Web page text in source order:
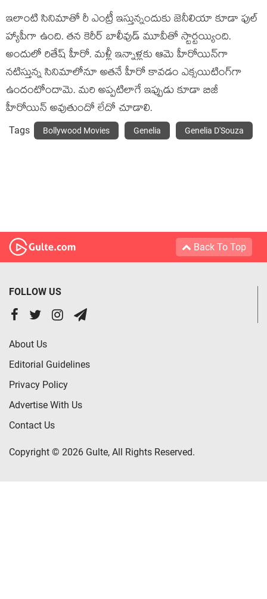
ఇలాంటి సినిమాతో రీ ఎంట్రీ ఇస్తున్నందుకు జెనీలియా కూడా ఫుల్
హ్యాపీగా ఉంది. తన కెరీర్‌‌ బాలీవుడ్ మూవీతో స్టార్టయ్యింది.
అందులో రితేష్ హీరో. మళ్లీ ఇన్నాళ్లకు ఆమె హీరోయిన్‌గా
నటిస్తున్న సినిమాలోనూ అతనే హీరో కావడం ఎక్సయిటింగ్‌గా
ఉందంటోందామె. మరి అప్పటిలాగే ఇప్పుడు కూడా బిజీ
హీరోయిన్‌ అవుతుందో లేదో చూడాలి.
Tags Bollywood Movies Genelia Genelia D'Souza
Back To Top
FOLLOW US
About Us
Editorial Guidelines
Privacy Policy
Advertise With Us
Contact Us
Copyright © 2026 Gulte, All Rights Reserved.